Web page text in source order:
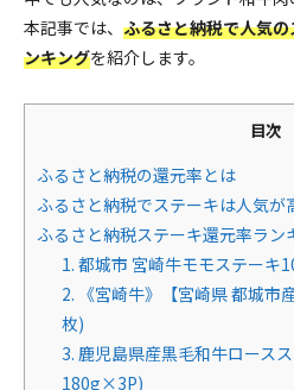
本記事では、 ふるさと納税で人気
ンキングを紹介します。
目次
ふるさと納税の還元率とは
ふるさと納税でステーキは人気が
ふるさと納税ステーキ還元率ラン
1. 都城市 宮崎牛モモステー
2. 《宮崎牛》【宮崎県 都城
枚)
3. 鹿児島県産黒毛和牛ロース
180g×3P)